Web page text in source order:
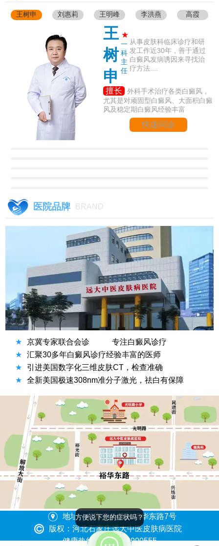
王树申 刘惠莉 王明峰 李洪燕 高霞
王
树
申
★
一
科
主
任
从事皮肤科临床诊疗和研
发工作近30年，善于通过
白癜风发病诱因来寻找治
疗方法....
擅长
外科手术治疗各类白癜风，
尤其是对顽固型白癜风、大面积白癜
风及稳定期白癜风经验丰富
快速问诊
医院品牌 BRAND
★ 京冀专家联合会诊
专注白癜风诊疗
★
汇聚30多年白癜风诊疗经验丰富的医师
★
引进美国数字化三维皮肤CT，检查准确
★
全新美国极速308nm准分子激光，祛白有保障
地址：石家庄桥西区裕华东路7号
版权：河北石家庄远大中医皮肤病医院
健康热线：0311-86990555
方便说下您的症状吗？